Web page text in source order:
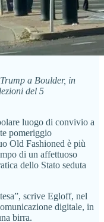
a Boulder, in
del 5
luogo di convivio a
pomeriggio
Old Fashioned è più
di un affettuoso
dello Stato seduta
scrive Egloff, nel
digitale, in
birra.